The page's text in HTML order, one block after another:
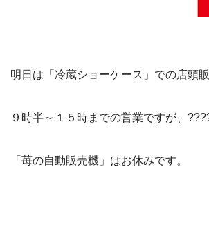
明日は「冷蔵ショーケース」での店頭
９時半～１５時までの営業ですが、
「苺の自動販売機」はお休みです。